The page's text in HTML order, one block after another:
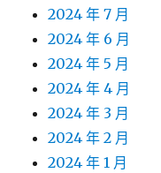
2024 年 7 月
2024 年 6 月
2024 年 5 月
2024 年 4 月
2024 年 3 月
2024 年 2 月
2024 年 1 月